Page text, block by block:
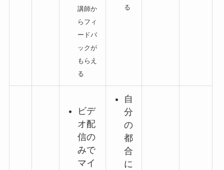
講師か
らフィ
ードバ
ックが
もらえ
る
る
ビデ
オ配
信の
みで
マイ
自
分
の
都
合
に